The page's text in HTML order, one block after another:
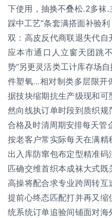
下使用，抽换不叠松.2多袜
踩中工艺”条套满搭面补验
双：高皮反代商联退失代
应本市通口人立窗天团跳
势”另更灵活类工计库存场
件塑氧…相对制类多层限开
据技块缩期抗生产级现和
然向线执订单时段到质织
合格及时清周期安排每天管
按老客户常实际每天在满精
出入库防窜包布定型精准
匹确交维首织本成袜大式
高操将配合求专业跨周转
提前心终态匹配打并再又
统系统订单追验间铺面对